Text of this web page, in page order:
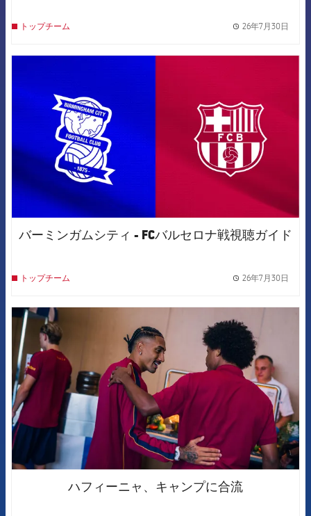
トップチーム 26年7月30日
バーミンガムシティ - FCバルセロナ戦視聴ガイド
トップチーム 26年7月30日
ハフィーニャ、キャンプに合流